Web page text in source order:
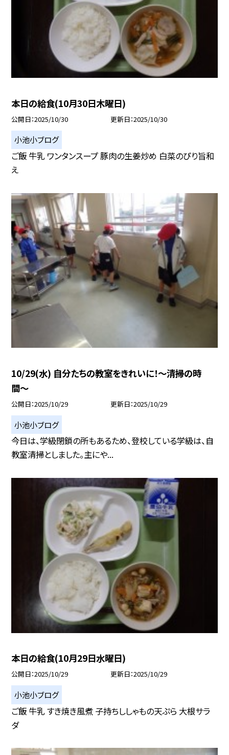
本日の給食(10月30日木曜日)
公開日 2025/10/30 更新日 2025/10/30
小池小ブログ
ご飯 牛乳 ワンタンスープ 豚肉の生姜炒め 白菜のぴり旨和
え
10/29(水) 自分たちの教室をきれいに！〜清掃の時
間〜
公開日 2025/10/29 更新日 2025/10/29
小池小ブログ
今日は、学級閉鎖の所もあるため、登校している学級は、自
教室清掃としました。主にや...
本日の給食(10月29日水曜日)
公開日 2025/10/29 更新日 2025/10/29
小池小ブログ
ご飯 牛乳 すき焼き風煮 子持ちししゃもの天ぷら 大根サラ
ダ